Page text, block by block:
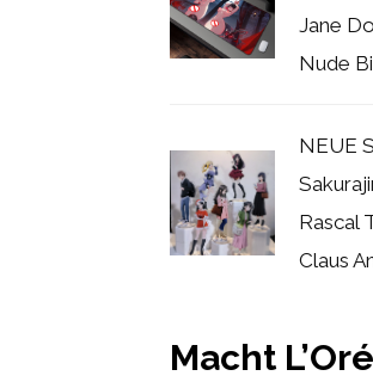
Jane
Nude
NEUE
Rascal
Claus
Macht